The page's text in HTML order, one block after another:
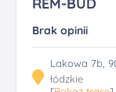
Brak opinii
Lakowa 7b,
łódzkie